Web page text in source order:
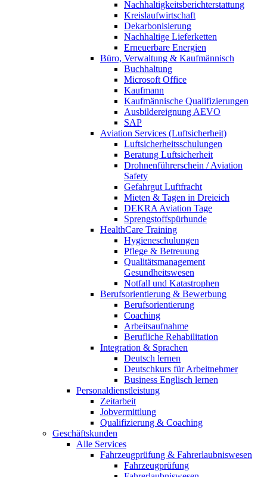
Nachhaltigkeitsberichterstattung
Kreislaufwirtschaft
Dekarbonisierung
Nachhaltige Lieferketten
Erneuerbare Energien
Büro, Verwaltung & Kaufmännisch
Buchhaltung
Microsoft Office
Kaufmann
Kaufmännische Qualifizierungen
Ausbildereignung AEVO
SAP
Aviation Services (Luftsicherheit)
Luftsicherheitsschulungen
Beratung Luftsicherheit
Drohnenführerschein / Aviation
Safety
Gefahrgut Luftfracht
Mieten & Tagen in Dreieich
DEKRA Aviation Tage
Sprengstoffspürhunde
HealthCare Training
Hygieneschulungen
Pflege & Betreuung
Qualitätsmanagement
Gesundheitswesen
Notfall und Katastrophen
Berufsorientierung & Bewerbung
Berufsorientierung
Coaching
Arbeitsaufnahme
Berufliche Rehabilitation
Integration & Sprachen
Deutsch lernen
Deutschkurs für Arbeitnehmer
Business Englisch lernen
Personaldienstleistung
Zeitarbeit
Jobvermittlung
Qualifizierung & Coaching
Geschäftskunden
Alle Services
Fahrzeugprüfung & Fahrerlaubniswesen
Fahrzeugprüfung